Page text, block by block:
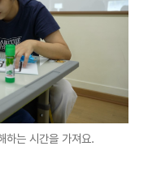
하는 시간을 가져요.